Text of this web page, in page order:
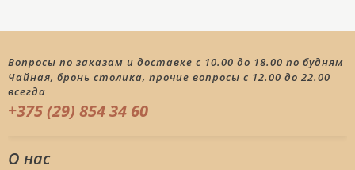
Вопросы по заказам и доставке с 10.00 до 18.00 по будням
Чайная, бронь столика, прочие вопросы с 12.00 до 22.00
всегда
+375 (29) 854 34 60
О нас